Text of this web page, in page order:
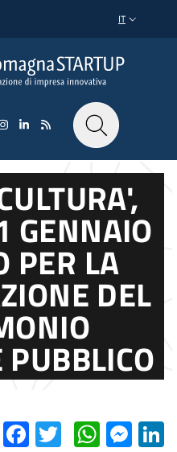
SELETTORE
IT
GENNAIO
PER LA
DEL
PUBBLICO
Facebook
Twitter